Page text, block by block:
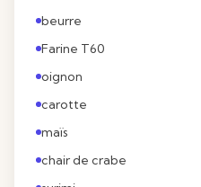
beurre
Farine T60
oignon
carotte
maïs
chair de crabe